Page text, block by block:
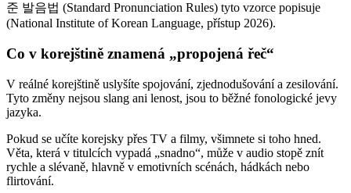
준 발음법 (Standard Pronunciation Rules) tyto vzorce popisuje
(National Institute of Korean Language, přístup 2026).
Co v korejštině znamená „propojená řeč“
V reálné korejštině uslyšíte spojování, zjednodušování a zesilování.
Tyto změny nejsou slang ani lenost, jsou to běžné fonologické jevy
jazyka.
Pokud se učíte korejsky přes TV a filmy, všimnete si toho hned.
Věta, která v titulcích vypadá „snadno“, může v audio stopě znít
rychle a slévaně, hlavně v emotivních scénách, hádkách nebo
flirtování.